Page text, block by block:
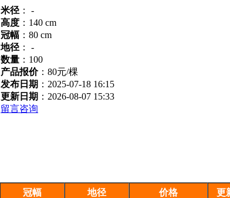
米径 ：
-
高度 ： 140 cm
冠幅 ： 80 cm
地径 ：
-
数量 ： 100
产品报价： 80元/棵
发布日期 ：2025-07-18 16:15
更新日期 ：2026-08-07 15:33
留言咨询
冠幅 地径 价格 更